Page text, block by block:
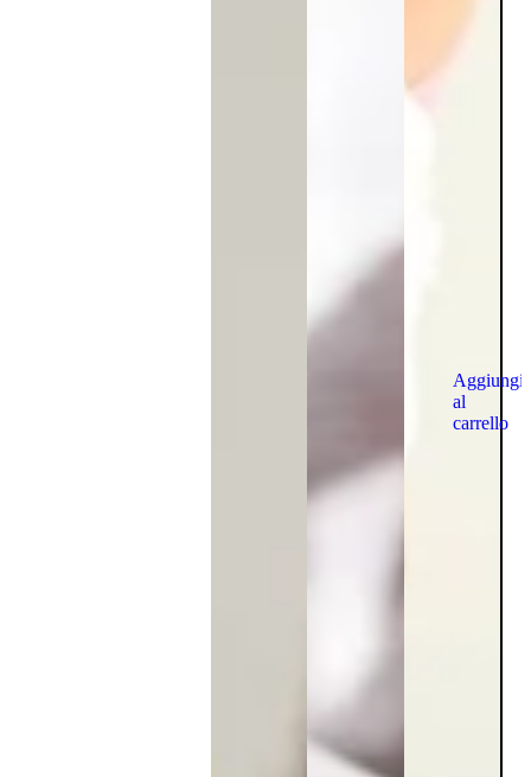
Aggiungi
al
carrello